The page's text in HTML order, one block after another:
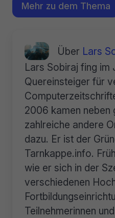
Mehr zu dem Thema
Über Lars
Lars Sobiraj fing im
Quereinsteiger für
2006 kamen neben
zahlreiche andere
dazu. Er ist der
Tarnkappe.info.
wie er sich in der
verschiedenen
Teilnehmerinnen